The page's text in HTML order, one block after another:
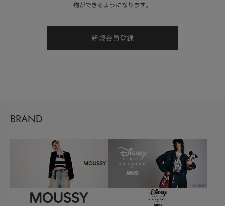
物ができるようになります。
BRAND